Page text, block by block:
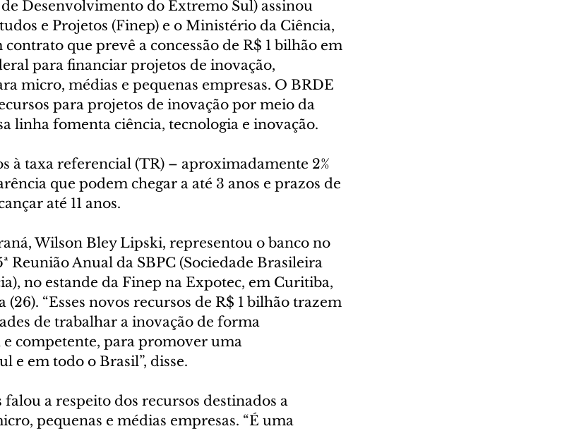
Desenvolvimento do Extremo Sul) assinou
e Projetos (Finep) e o Ministério da Ciência,
que prevê a concessão de R$ 1 bilhão em
para financiar projetos de inovação,
micro, médias e pequenas empresas. O BRDE
para projetos de inovação por meio da
linha fomenta ciência, tecnologia e inovação.
à taxa referencial (TR) – aproximadamente 2%
que podem chegar a até 3 anos e prazos de
até 11 anos.
Wilson Bley Lipski, representou o banco no
Reunião Anual da SBPC (Sociedade Brasileira
no estande da Finep na Expotec, em Curitiba,
“Esses novos recursos de R$ 1 bilhão trazem
de trabalhar a inovação de forma
competente, para promover uma
e em todo o Brasil”, disse.
a respeito dos recursos destinados a
pequenas e médias empresas. “É uma